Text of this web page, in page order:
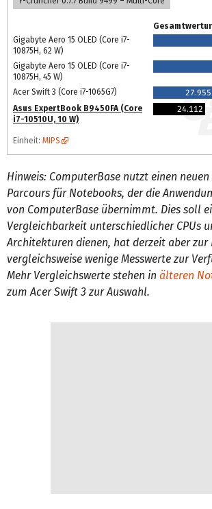
Gigabyte Aero 15 OLED (Core i7-
10875H, 62 W)
Gigabyte Aero 15 OLED (Core i7-
10875H, 45 W)
Acer Swift 3 (Core i7-1065G7)
27.955
Asus ExpertBook B9450FA (Core
i7-10510U, 10 W)
24.112
Einheit: MIPS
Hinweis: ComputerBase nutzt einen
Parcours für Notebooks, der die
von ComputerBase übernimmt. Dies soll
Vergleichbarkeit unterschiedlicher CPUs
Architekturen dienen, hat derzeit aber zur
vergleichsweise wenige Messwerte zur
Mehr Vergleichswerte stehen in älteren
zum Acer Swift 3 zur Auswahl.